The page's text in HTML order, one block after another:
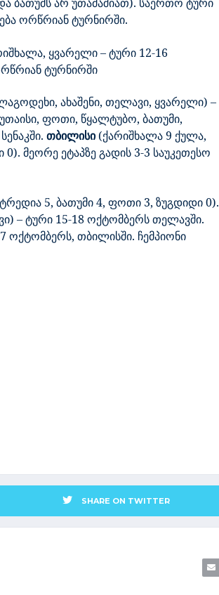
ორწრიან ტურნირში.
ყვარელი – ტური 12-16
ტურნირში
ახაშენი, თელავი, ყვარელი) –
ფოთი, წყალტუბო, ბათუმი,
თბილისი(ქარიშხალა 9 ქულა,
მეორე ეტაპზე გადის 3-3 საუკეთესო
5, ბათუმი 4, ფოთი 3, ზუგდიდი 0).
– ტური 15-18 ოქტომბერს თელავში.
ოქტომბერს, თბილისში. ჩემპიონი
SHARE ON TWITTER